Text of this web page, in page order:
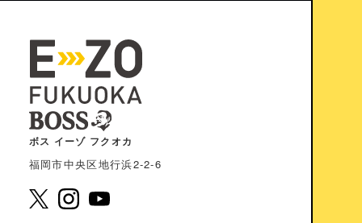
ボス イーゾ フクオカ
福岡市中央区地⾏浜2-2-6